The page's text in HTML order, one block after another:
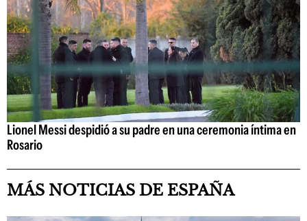
Lionel Messi despidió a su padre en una ceremonia íntima en
Rosario
MÁS NOTICIAS DE ESPAÑA